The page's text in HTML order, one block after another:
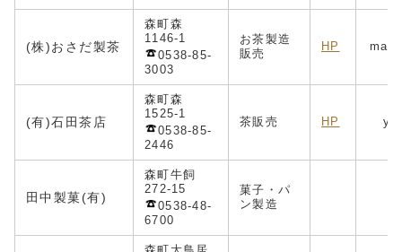
(株)おさだ製茶
森町森
1146-1
0538-85-
3003
お茶製造
販売
HP
(有)石田茶店
森町森
1525-1
0538-85-
2446
茶販売 HP
田中製菓(有)
森町牛飼
272-15
0538-48-
6700
菓子・パ
ン製造